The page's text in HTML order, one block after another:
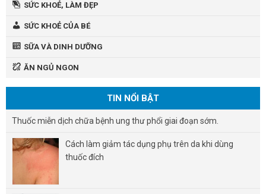
SỨC KHOẺ, LÀM ĐẸP
SỨC KHOẺ CỦA BÉ
SỮA VÀ DINH DƯỠNG
ĂN NGỦ NGON
TIN NỔI BẬT
Thuốc miễn dịch chữa bệnh ung thư phổi giai đoạn sớm.
Cách làm giảm tác dụng phụ trên da khi dùng
thuốc đích